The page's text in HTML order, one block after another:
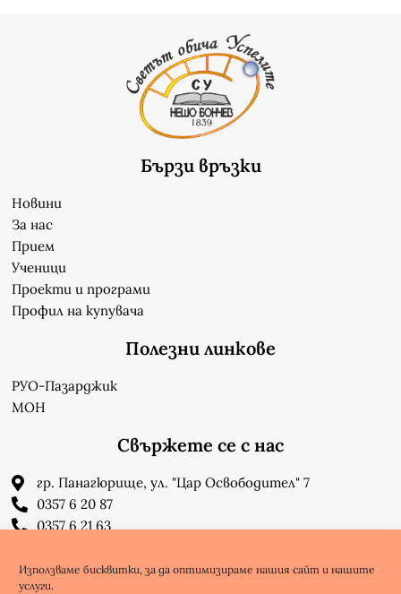
Използваме бисквитки, за да оптимизираме нашия сайт и нашите
услуги.
Бързи връзки
Новини
За нас
Прием
Ученици
Проекти и програми
Профил на купувача
Полезни линкове
РУО-Пазарджик
МОН
Свържете се с нас
гр. Панагюрище, ул. "Цар Освободител" 7
0357 6 20 87
0357 6 21 63
info-1302623@edu.mon.bg
Facebook